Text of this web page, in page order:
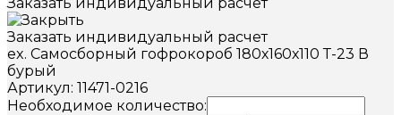
Заказать индивидуальный расчет
ex. Самосборный гофрокороб 180х160х110 Т-23 В
бурый
Артикул: 11471-0216
Необходимое количество: